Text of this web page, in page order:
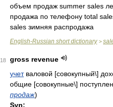
объем продаж summer sales
продажа по телефону total
sales зимняя распродажа
English-Russian short dictionary>
18
gross revenue
учетваловой [совокупный\]
общие [совокупные\]
продаж)
Syn: